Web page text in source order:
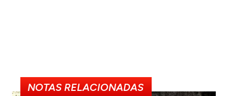
NOTAS RELACIONADAS